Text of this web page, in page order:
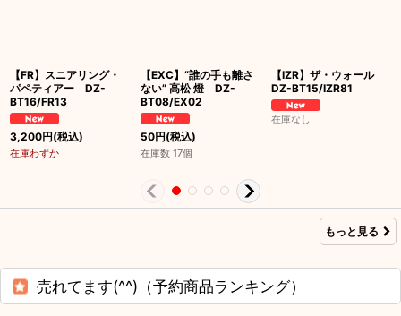
【FR】スニアリング・
パペティアー DZ-
BT16/FR13
3,200円(税込)
在庫わずか
【EXC】“誰の手も離さ
ない” 高松 燈 DZ-
BT08/EX02
50円(税込)
在庫数 17個
【IZR】ザ・ウォール
DZ-BT15/IZR81
在庫なし
もっと見る
売れてます(^^)（予約商品ランキング）